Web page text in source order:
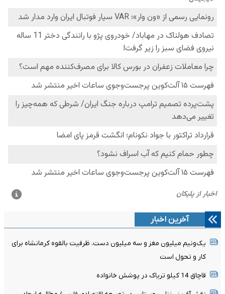
آخرین اخبار
یک‌ونیم میلیون مغز و سه میلیون دست، ظرفیت بالقوه کرمانشاه برای
کار و تحول است
قاچاق 14 کیلو تریاک در پوشش خانواده